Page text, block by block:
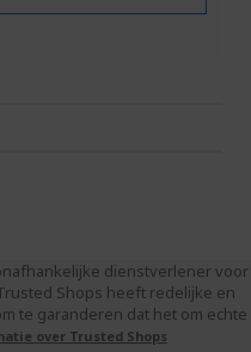
dienstverlener voor
Shops heeft redelijke en
te garanderen dat het om echte
over Trusted Shops